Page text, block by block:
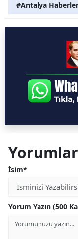
#Antalya Haberler
Yorumlar
İsim*
Yorum Yazın (500